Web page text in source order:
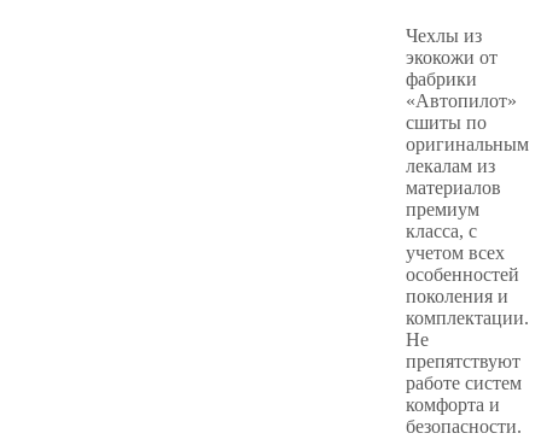
Чехлы из
экокожи от
фабрики
«Автопилот»
сшиты по
оригинальным
лекалам из
материалов
премиум
класса, с
учетом всех
особенностей
поколения и
комплектации.
Не
препятствуют
работе систем
комфорта и
безопасности.